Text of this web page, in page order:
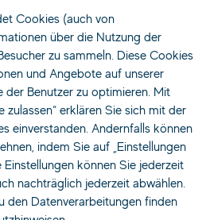
Cookies (auch von
über die Nutzung der
zu sammeln. Diese Cookies
und Angebote auf unserer
Benutzer zu optimieren. Mit
zulassen“ erklären Sie sich mit der
einverstanden. Andernfalls können
indem Sie auf „Einstellungen
Einstellungen können Sie jederzeit
nachträglich jederzeit abwählen.
den Datenverarbeitungen finden